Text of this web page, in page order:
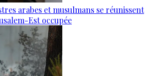
arabes et musulmans se réunissent
Est occupée